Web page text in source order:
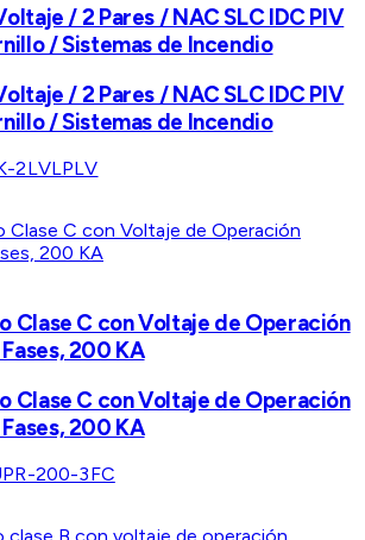
/ 2 Pares / NAC SLC IDC PIV
/ Sistemas de Incendio
/ 2 Pares / NAC SLC IDC PIV
/ Sistemas de Incendio
2LVLPLV
Clase C con Voltaje de Operación
200 KA
Clase C con Voltaje de Operación
200 KA
200-3FC